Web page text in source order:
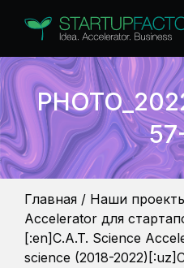
Главная / Наши
Accelerator для
[:en]C.A.T. Science
science (2018-